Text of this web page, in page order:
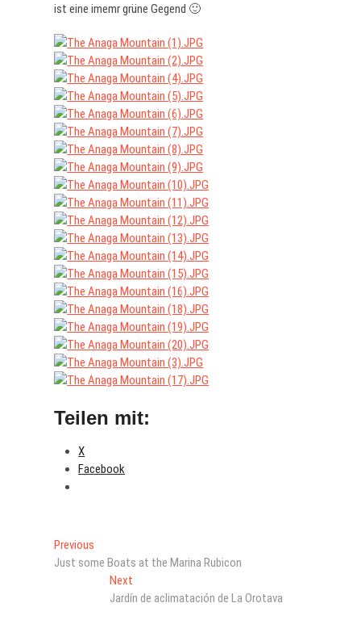
ist eine imemr grüne Gegend 🙂
Teilen mit:
X
Facebook
Beitragsnavigation
Previous
post:
Just some Boats at the Marina Rubicon
NextNext
post:
Jardín de aclimatación de La Orotava